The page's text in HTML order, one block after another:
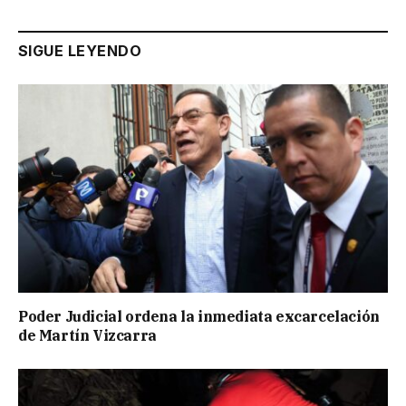
SIGUE LEYENDO
Poder Judicial ordena la inmediata excarcelación
de Martín Vizcarra